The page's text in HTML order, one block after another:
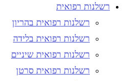
רשלנות רפואית
רשלנות רפואית בהריון
רשלנות רפואית בלידה
רשלנות רפואית שיניים
רשלנות רפואית סרטן